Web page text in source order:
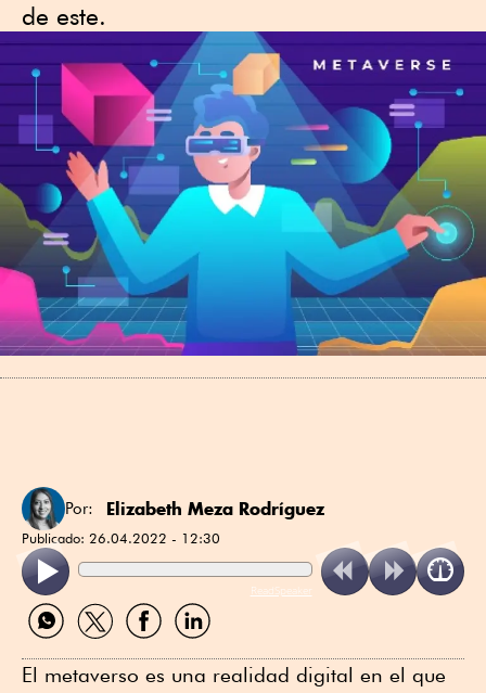
de este.
Por: Elizabeth Meza Rodríguez
Publicado: 26.04.2022 - 12:30
ReadSpeaker
Compartir
por
Compartir
por
Compartir
por
Compartir
por
El metaverso es una realidad digital en el que